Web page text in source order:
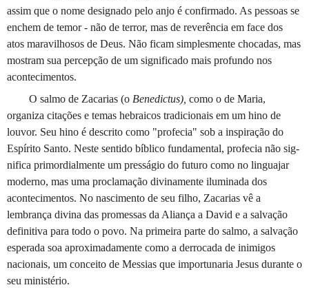
assim que o nome designado pelo anjo é confirmado. As pessoas se
en­chem de temor - não de terror, mas de reverência em face dos
atos maravilhosos de Deus. Não ficam simplesmente chocadas, mas
mostram sua percepção de um significado mais profundo nos
acontecimentos.
O salmo de Zacarias (o Benedictus), como o de Maria,
organiza citações e temas hebraicos tradicio­nais em um hino de
louvor. Seu hino é descrito como "profecia" sob a inspiração do
Espírito Santo. Neste sentido bíblico fundamental, profecia não sig­
nifica primordialmente um presságio do futuro como no linguajar
moderno, mas uma proclamação divina­mente iluminada dos
acontecimentos. No nascimento de seu filho, Zacarias vê a
lembrança divina das promessas da Aliança a David e a salvação
definitiva para todo o povo. Na primeira parte do salmo, a salvação
esperada soa aproximadamente como a derrocada de inimigos
nacionais, um conceito de Messias que importunaria Jesus durante o
seu ministério.